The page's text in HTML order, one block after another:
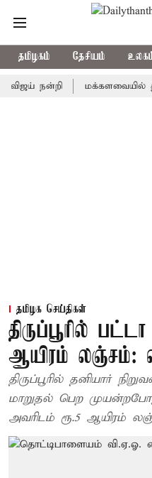
தமிழகம் தேசியம்
நன்றி மக்களவையில்
தமிழக செய்திகள்
திருப்பூரில்
ஆயிரம் லஞ்சம்:
திருப்பூரில் தனியார்
மாறுதல் பெற
அவரிடம் ரூ.5 ஆயிரம்